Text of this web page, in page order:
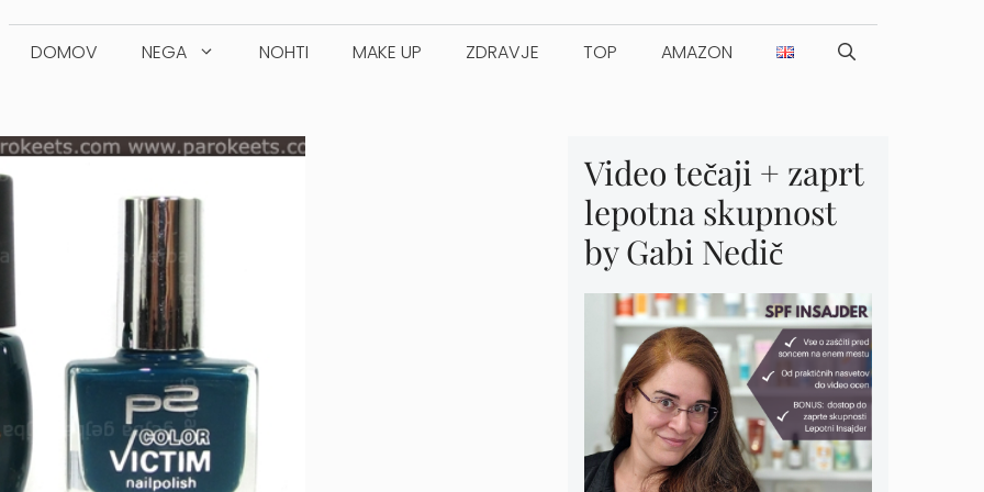
DOMOV NEGA NOHTI MAKE UP ZDRAVJE TOP AMAZON
Video tečaji + zaprt
lepotna skupnost
by Gabi Nedič